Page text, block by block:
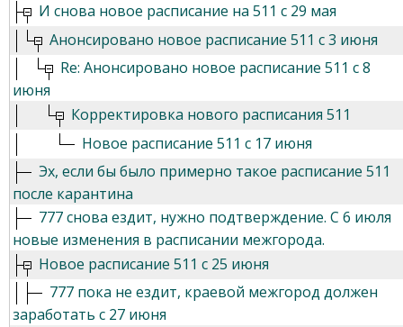
И снова новое расписание на 511 с 29 мая
Анонсировано новое расписание 511 с 3 июня
Re: Анонсировано новое расписание 511 с 8
июня
Корректировка нового расписания 511
Новое расписание 511 с 17 июня
Эх, если бы было примерно такое расписание 511
после карантина
777 снова ездит, нужно подтверждение. С 6 июля
новые изменения в расписании межгорода.
Новое расписание 511 с 25 июня
777 пока не ездит, краевой межгород должен
заработать с 27 июня